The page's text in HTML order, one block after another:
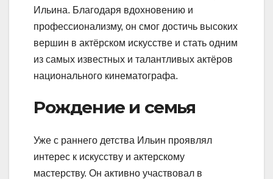
Ильина. Благодаря вдохновению и
профессионализму, он смог достичь высоких
вершин в актёрском искусстве и стать одним
из самых известных и талантливых актёров
национального кинематографа.
Рождение и семья
Уже с раннего детства Ильин проявлял
интерес к искусству и актерскому
мастерству. Он активно участвовал в